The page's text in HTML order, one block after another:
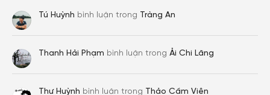
Tú Huỳnh bình luận trong Tràng An
Thanh Hải Phạm bình luận trong Ải Chi Lăng
Thư Huỳnh bình luận trong Thảo Cầm Viên